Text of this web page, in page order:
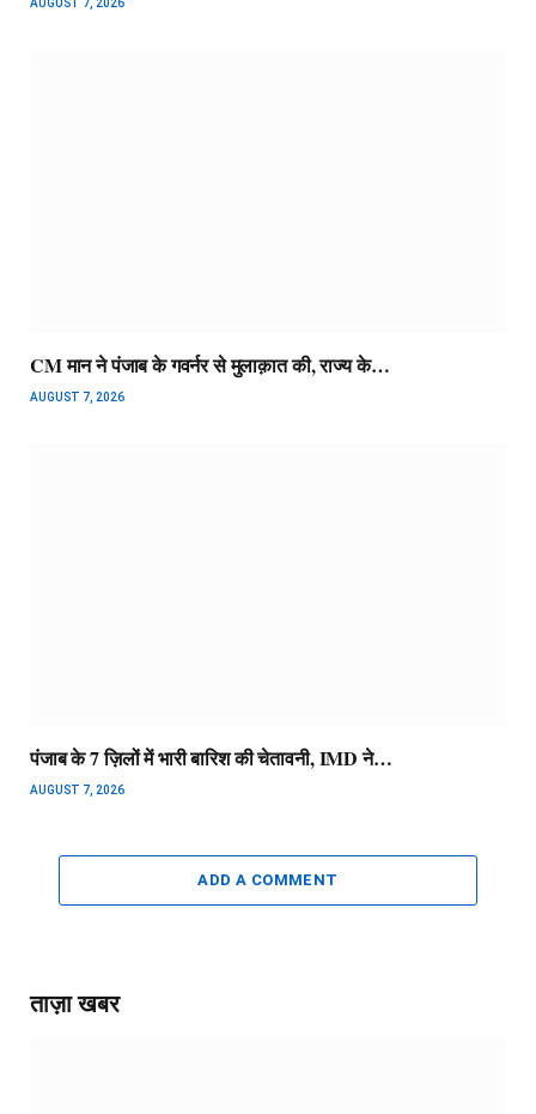
CM मान ने पंजाब के गवर्नर से मुलाक़ात की, राज्य के…
AUGUST 7, 2026
पंजाब के 7 ज़िलों में भारी बारिश की चेतावनी, IMD ने…
AUGUST 7, 2026
ADD A COMMENT
ताज़ा खबर